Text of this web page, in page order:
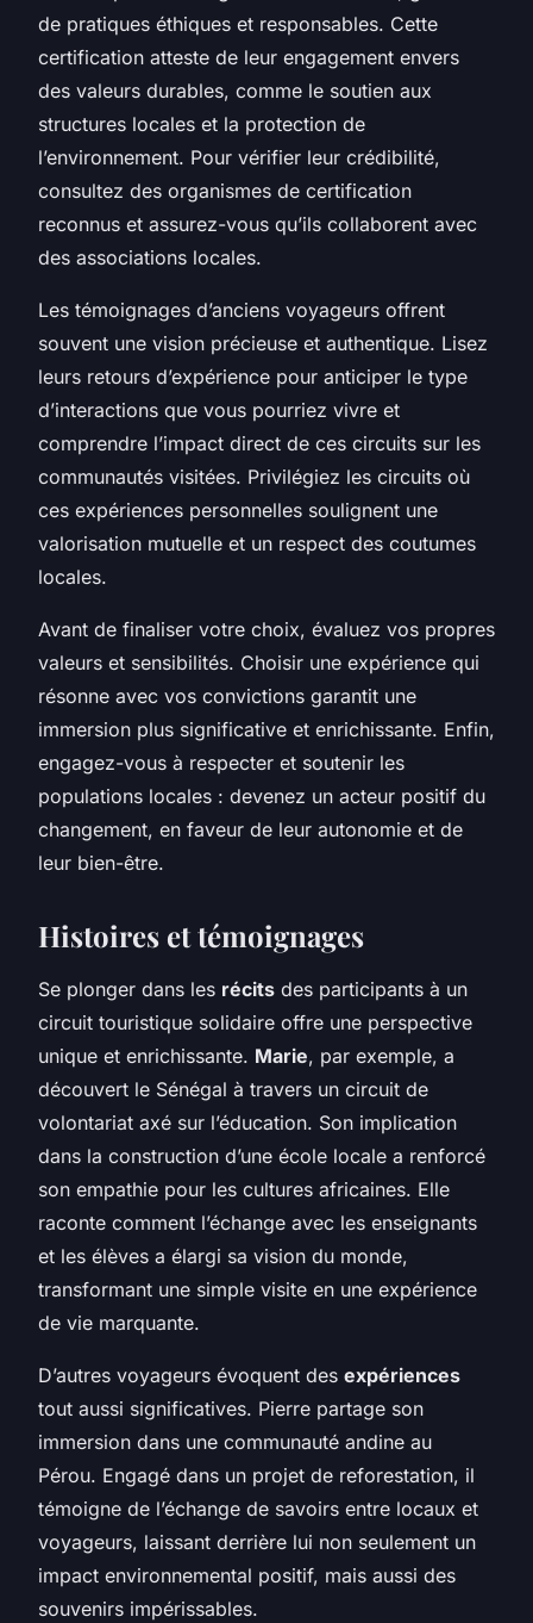
de pratiques éthiques et responsables. Cette
certification atteste de leur engagement envers
des valeurs durables, comme le soutien aux
structures locales et la protection de
l’environnement. Pour vérifier leur crédibilité,
consultez des organismes de certification
reconnus et assurez-vous qu’ils collaborent avec
des associations locales.
Les témoignages d’anciens voyageurs offrent
souvent une vision précieuse et authentique. Lisez
leurs retours d’expérience pour anticiper le type
d’interactions que vous pourriez vivre et
comprendre l’impact direct de ces circuits sur les
communautés visitées. Privilégiez les circuits où
ces expériences personnelles soulignent une
valorisation mutuelle et un respect des coutumes
locales.
Avant de finaliser votre choix, évaluez vos propres
valeurs et sensibilités. Choisir une expérience qui
résonne avec vos convictions garantit une
immersion plus significative et enrichissante. Enfin,
engagez-vous à respecter et soutenir les
populations locales : devenez un acteur positif du
changement, en faveur de leur autonomie et de
leur bien-être.
Histoires et témoignages
Se plonger dans les récits des participants à un
circuit touristique solidaire offre une perspective
unique et enrichissante. Marie, par exemple, a
découvert le Sénégal à travers un circuit de
volontariat axé sur l’éducation. Son implication
dans la construction d’une école locale a renforcé
son empathie pour les cultures africaines. Elle
raconte comment l’échange avec les enseignants
et les élèves a élargi sa vision du monde,
transformant une simple visite en une expérience
de vie marquante.
D’autres voyageurs évoquent des expériences
tout aussi significatives. Pierre partage son
immersion dans une communauté andine au
Pérou. Engagé dans un projet de reforestation, il
témoigne de l’échange de savoirs entre locaux et
voyageurs, laissant derrière lui non seulement un
impact environnemental positif, mais aussi des
souvenirs impérissables.